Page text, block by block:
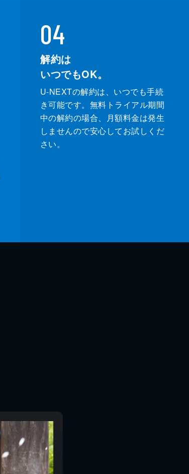
04
解約は
いつでもOK。
U-NEXTの解約は、いつでも手続
き可能です。無料トライアル期間
中の解約の場合、月額料金は発生
しませんので安心してお試しくだ
さい。